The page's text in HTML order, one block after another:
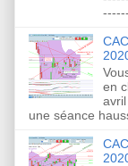
en
une séance